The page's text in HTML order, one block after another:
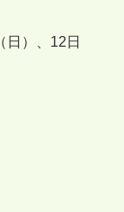
日）、12日